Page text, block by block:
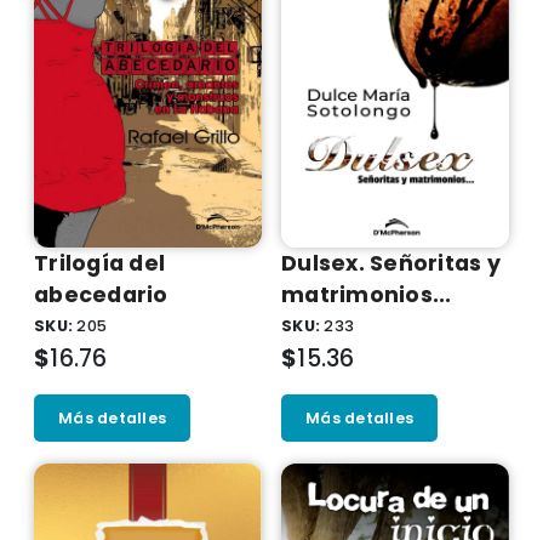
Trilogí­a del
abecedario
SKU:205
$16.76
Más detalles
Dulsex. Señoritas y
matrimonios...
SKU:233
$15.36
Más detalles